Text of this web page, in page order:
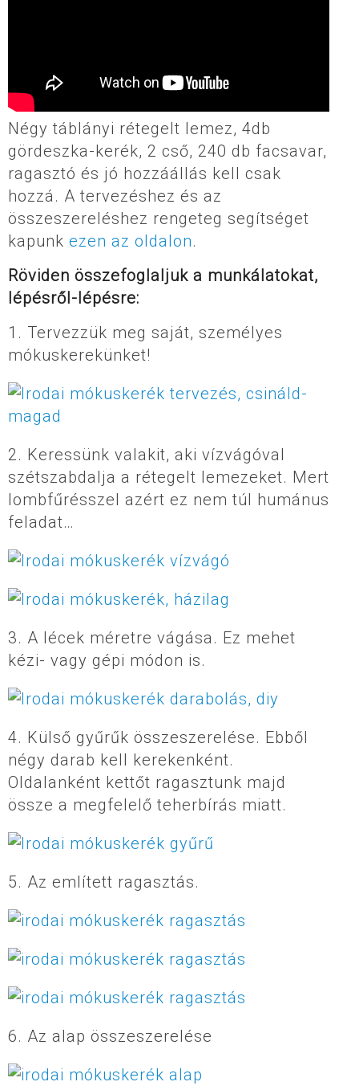
Négy táblányi rétegelt lemez, 4db
gördeszka-kerék, 2 cső, 240 db facsavar,
ragasztó és jó hozzáállás kell csak
hozzá. A tervezéshez és az
összeszereléshez rengeteg segítséget
kapunk ezen az oldalon.
Röviden összefoglaljuk a munkálatokat,
lépésről-lépésre:
1. Tervezzük meg saját, személyes
mókuskerekünket!
2. Keressünk valakit, aki vízvágóval
szétszabdalja a rétegelt lemezeket. Mert
lombfűrésszel azért ez nem túl humánus
feladat…
3. A lécek méretre vágása. Ez mehet
kézi- vagy gépi módon is.
4. Külső gyűrűk összeszerelése. Ebből
négy darab kell kerekenként.
Oldalanként kettőt ragasztunk majd
össze a megfelelő teherbírás miatt.
5. Az említett ragasztás.
6. Az alap összeszerelése